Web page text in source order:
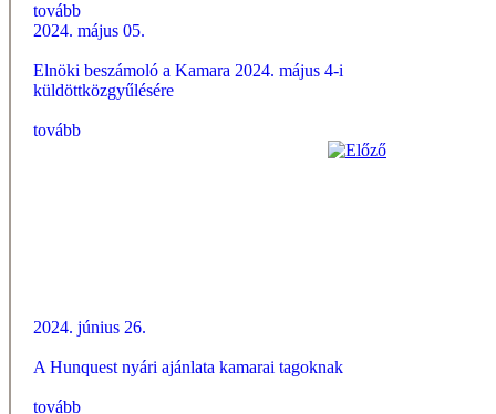
tovább
2024. május 05.
Elnöki beszámoló a Kamara 2024. május 4-i
küldöttközgyűlésére
tovább
2024. június 26.
A Hunquest nyári ajánlata kamarai tagoknak
tovább